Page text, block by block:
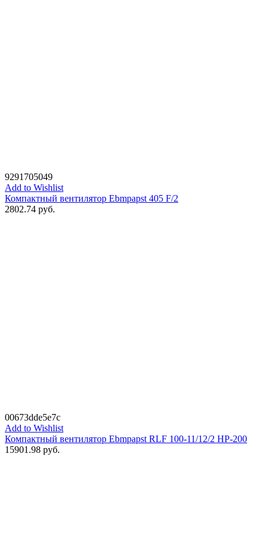
9291705049
Add to Wishlist
Компактный вентилятор Ebmpapst 405 F/2
2802.74 руб.
00673dde5e7c
Add to Wishlist
Компактный вентилятор Ebmpapst RLF 100-11/12/2 HP-200
15901.98 руб.